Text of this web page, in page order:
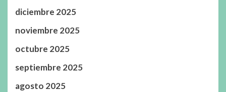
diciembre 2025
noviembre 2025
octubre 2025
septiembre 2025
agosto 2025